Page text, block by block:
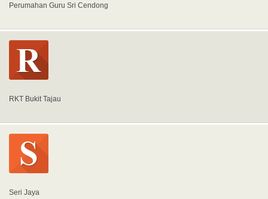
Perumahan Guru Sri Cendong
RKT Bukit Tajau
Seri Jaya